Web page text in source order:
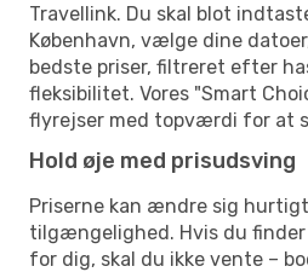
Travellink. Du skal blot
København, vælge dine
bedste priser, filtreret efter
fleksibilitet. Vores "Smart
flyrejser med topværdi for at
Hold øje med prisudsving
Priserne kan ændre sig
tilgængelighed. Hvis du
for dig, skal du ikke vente –